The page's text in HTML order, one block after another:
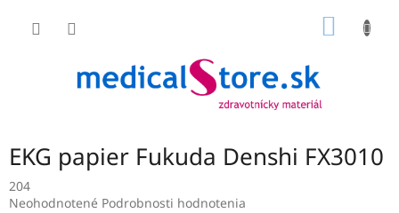
EKG papier Fukuda Denshi FX3010
204
Priemerné
Neohodnotené Podrobnosti hodnotenia